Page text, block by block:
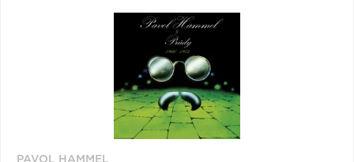
PAVOL HAMMEL